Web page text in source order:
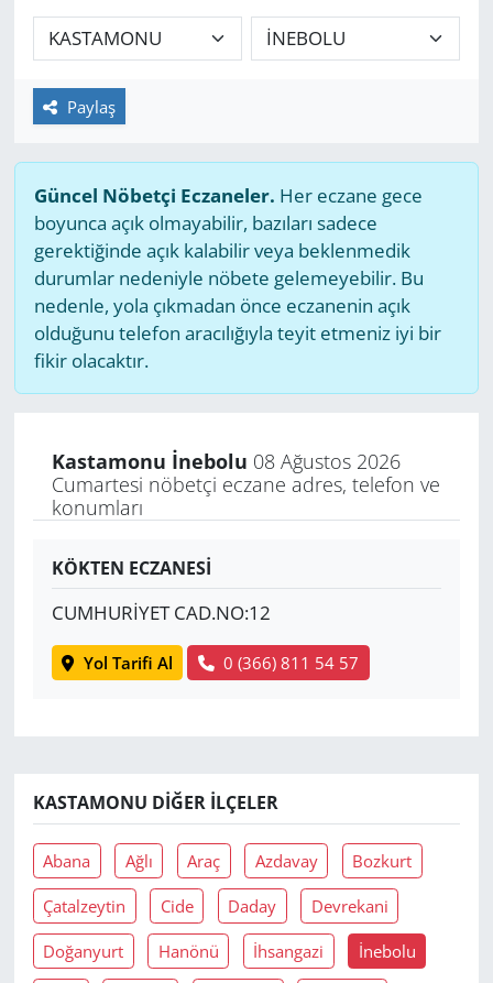
Paylaş
Güncel Nöbetçi Eczaneler. Her eczane gece
boyunca açık olmayabilir, bazıları sadece
gerektiğinde açık kalabilir veya beklenmedik
durumlar nedeniyle nöbete gelemeyebilir. Bu
nedenle, yola çıkmadan önce eczanenin açık
olduğunu telefon aracılığıyla teyit etmeniz iyi bir
fikir olacaktır.
Kastamonu İnebolu 08 Ağustos 2026
Cumartesi nöbetçi eczane adres, telefon ve
konumları
KÖKTEN ECZANESİ
CUMHURİYET CAD.NO:12
Yol Tarifi Al 0 (366) 811 54 57
KASTAMONU DIĞER İLÇELER
Abana Ağlı Araç Azdavay Bozkurt
Çatalzeytin Cide Daday Devrekani
Doğanyurt Hanönü İhsangazi İnebolu
GÜNDEM
HABERDE İNSAN
MAGAZİN
POLİTİKA
RESMİ İLANLAR
SAĞLIK
SPOR